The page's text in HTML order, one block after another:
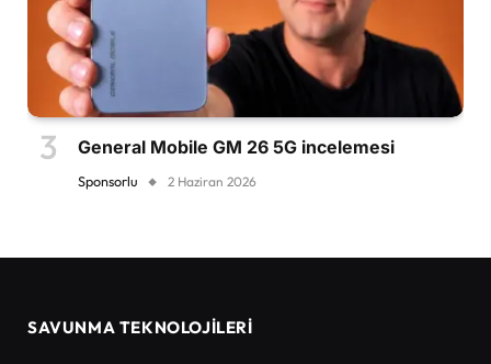
General Mobile GM 26 5G incelemesi
Sponsorlu 2 Haziran 2026
SAVUNMA TEKNOLOJİLERİ